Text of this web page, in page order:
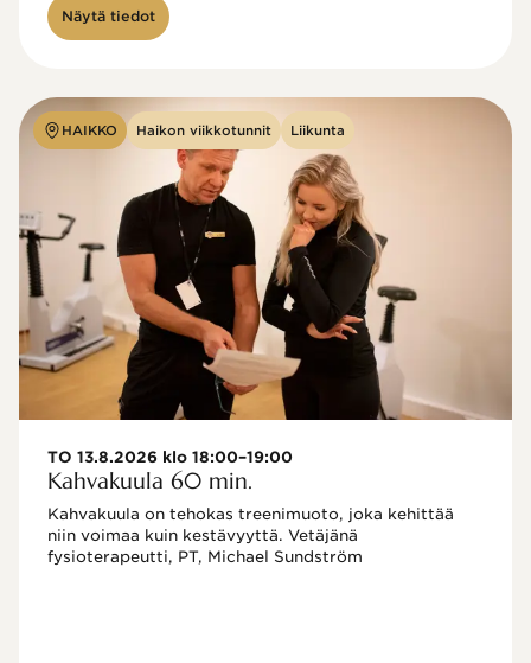
Näytä tiedot
HAIKKO Haikon viikkotunnit Liikunta
TO 13.8.2026 klo 18:00–19:00
Kahvakuula 60 min.
Kahvakuula on tehokas treenimuoto, joka kehittää
niin voimaa kuin kestävyyttä. Vetäjänä
fysioterapeutti, PT, Michael Sundström